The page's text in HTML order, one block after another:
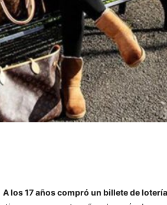
A los 17 años compró un billete de